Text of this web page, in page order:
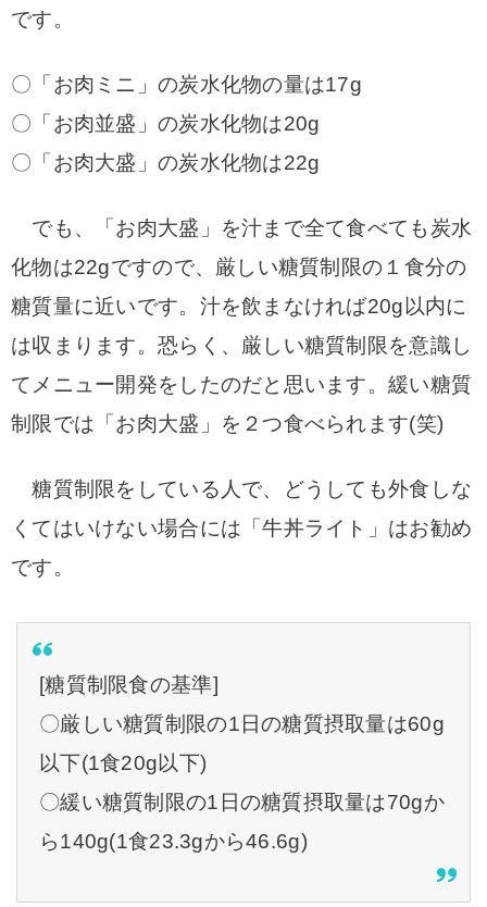
です。
〇「お肉ミニ」の炭水化物の量は17g
〇「お肉並盛」の炭水化物は20g
〇「お肉大盛」の炭水化物は22g
でも、「お肉大盛」を汁まで全て食べても炭水
化物は22gですので、厳しい糖質制限の１食分の
糖質量に近いです。汁を飲まなければ20g以内に
は収まります。恐らく、厳しい糖質制限を意識し
てメニュー開発をしたのだと思います。緩い糖質
制限では「お肉大盛」を２つ食べられます(笑)
糖質制限をしている人で、どうしても外食しな
くてはいけない場合には「牛丼ライト」はお勧め
です。
[糖質制限食の基準]
〇厳しい糖質制限の1日の糖質摂取量は60g
以下(1食20g以下)
〇緩い糖質制限の1日の糖質摂取量は70gか
ら140g(1食23.3gから46.6g)